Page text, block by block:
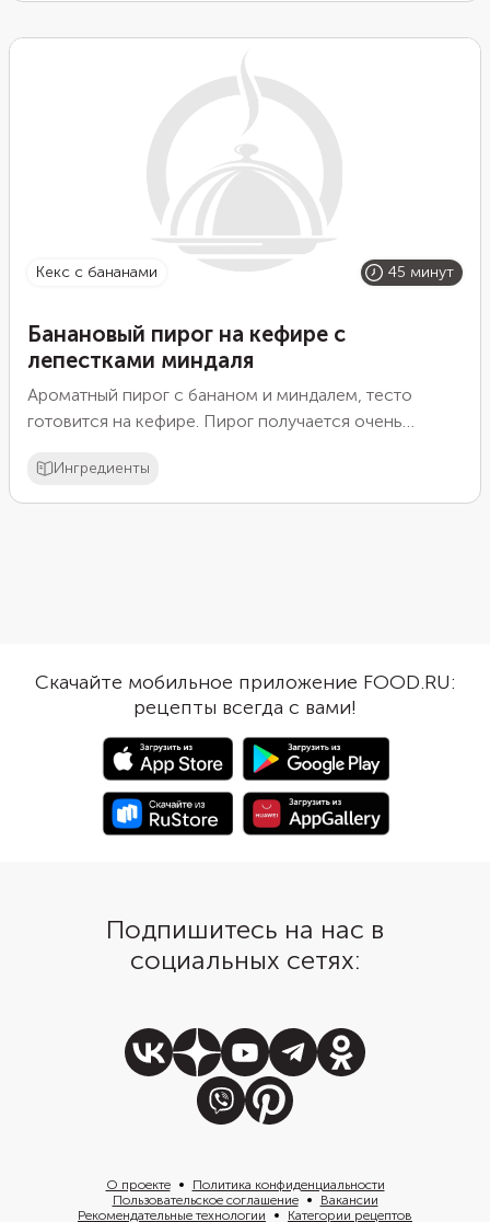
кекс с бананами 45 минут
Банановый пирог на кефире с
лепестками миндаля
Ароматный пирог с бананом и миндалем, тесто
готовится на кефире. Пирог получается очень
Ингредиенты
Скачайте мобильное приложение FOOD.RU:
рецепты всегда с вами!
Подпишитесь на нас в
социальных сетях:
О проекте
Политика конфиденциальности
Пользовательское соглашение
Вакансии
Рекомендательные технологии
Категории рецептов